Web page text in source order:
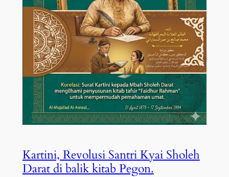
Kartini, Revolusi Santri Kyai Sholeh
Darat di balik kitab Pegon.